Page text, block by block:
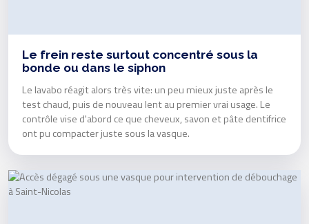
Le frein reste surtout concentré sous la
bonde ou dans le siphon
Le lavabo réagit alors très vite: un peu mieux juste après le
test chaud, puis de nouveau lent au premier vrai usage. Le
contrôle vise d'abord ce que cheveux, savon et pâte dentifrice
ont pu compacter juste sous la vasque.